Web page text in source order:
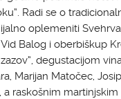
Radi se o
oplemeniti
Balog i oberbiškup
degustacijom
Marijan Matočec,
a raskošnim